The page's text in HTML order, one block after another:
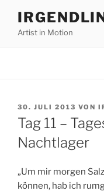
Inhalt
springenArtist in Motion
VERÖFFENTLICHT
AM
30. JULI 2013 VON
Tag 11 –
Nachtlager
„Um mir morgen
können, hab ich